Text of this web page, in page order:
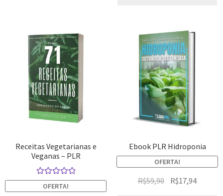
Receitas Vegetarianas e
Veganas – PLR
Avaliação
5.00de 5
OFERTA!
Ebook PLR Hidroponia
OFERTA!
R$59,90 R$17,94